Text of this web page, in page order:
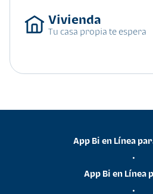
Tu casa propia te espera
App Bi en Línea
•
App Bi en Línea
•